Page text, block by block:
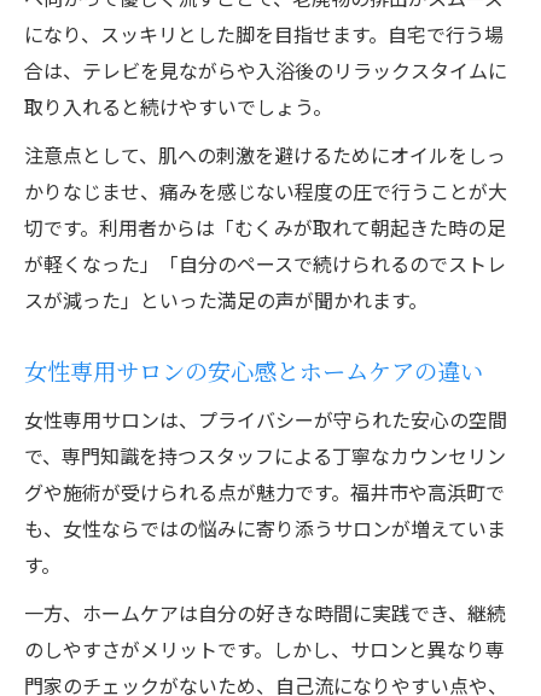
になり、スッキリとした脚を目指せます。自宅で行う場
合は、テレビを見ながらや入浴後のリラックスタイムに
取り入れると続けやすいでしょう。
注意点として、肌への刺激を避けるためにオイルをしっ
かりなじませ、痛みを感じない程度の圧で行うことが大
切です。利用者からは「むくみが取れて朝起きた時の足
が軽くなった」「自分のペースで続けられるのでストレ
スが減った」といった満足の声が聞かれます。
女性専用サロンの安心感とホームケアの違い
女性専用サロンは、プライバシーが守られた安心の空間
で、専門知識を持つスタッフによる丁寧なカウンセリン
グや施術が受けられる点が魅力です。福井市や高浜町で
も、女性ならではの悩みに寄り添うサロンが増えていま
す。
一方、ホームケアは自分の好きな時間に実践でき、継続
のしやすさがメリットです。しかし、サロンと異なり専
門家のチェックがないため、自己流になりやすい点や、